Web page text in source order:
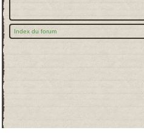
Index du forum